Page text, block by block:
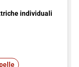
individuali